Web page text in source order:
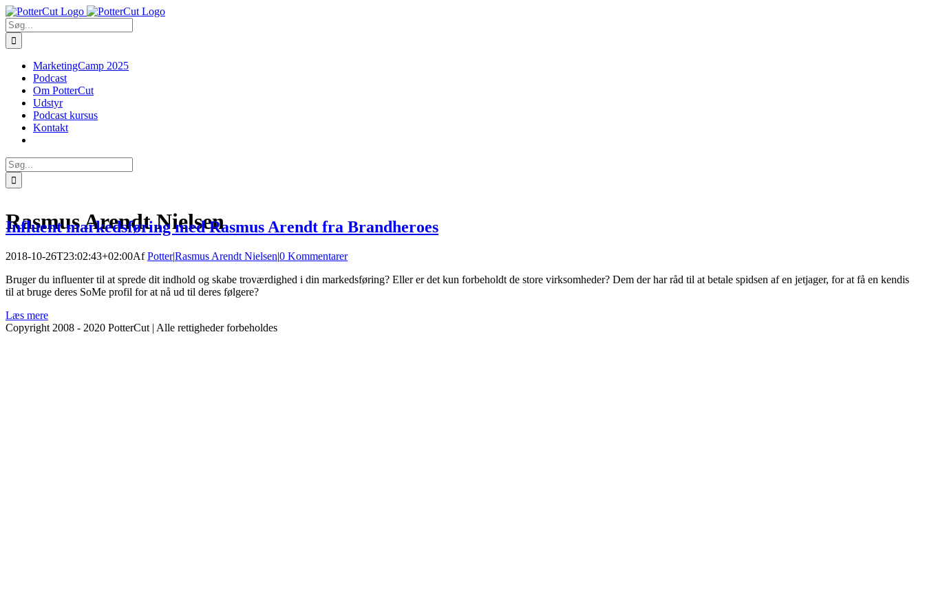
Skip
to
content
Facebook
Twitter
Søg
efter:
MarketingCamp 2025
Podcast
Om PotterCut
Udstyr
Podcast kursus
Kontakt
Søg
efter:
Rasmus Arendt Nielsen
Influent markedsføring med Rasmus Arendt fra Brandheroes
2018-10-26T23:02:43+02:00AfPotter|Rasmus Arendt Nielsen|0 Kommentarer
Bruger du influenter til at sprede dit indhold og skabe troværdighed i din markedsføring? Eller er det kun forbeholdt de store virksomheder? Dem der har råd til at betale spidsen af en jetjager, for at få en kendis
til at bruge deres SoMe profil for at nå ud til deres følgere?
Læs mere
Copyright 2008 - 2020 PotterCut | Alle rettigheder forbeholdes